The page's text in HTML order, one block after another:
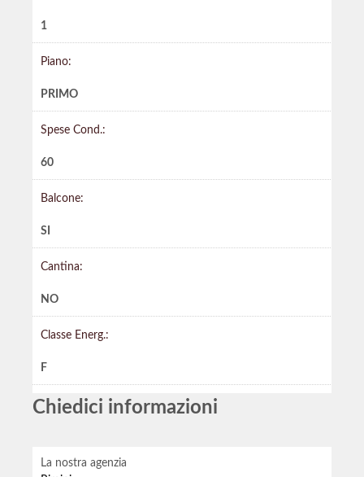
1
Piano:
PRIMO
Spese Cond.:
60
Balcone:
SI
Cantina:
NO
Classe Energ.:
F
Chiedici informazioni
La nostra agenzia